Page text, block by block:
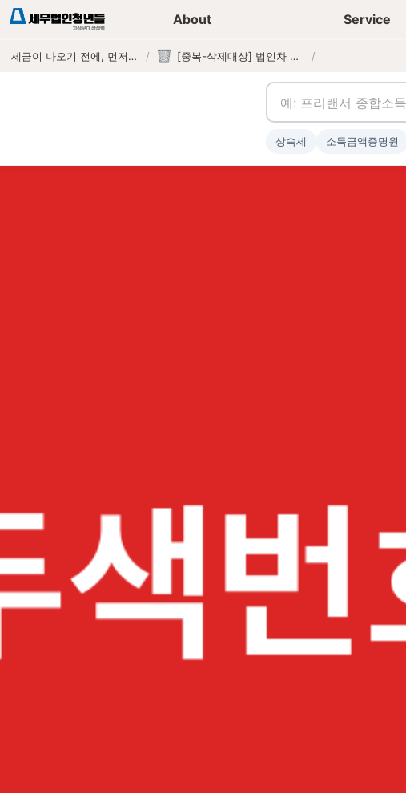
About Service
세금이 나오기 전에, 먼저 연락하는 세무법인 / [중복-삭제대상] 법인차 연두색번호판 세무조사(중복본) /
세무가이드 콘텐츠 기장상담신청
상속세 소득금액증명원